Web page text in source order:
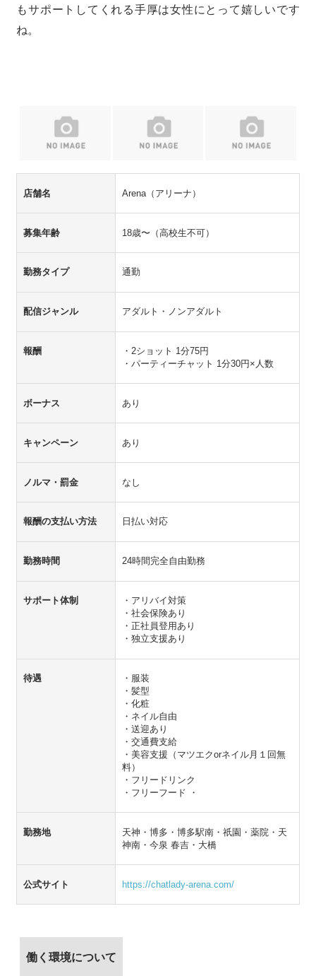
もサポートしてくれる手厚は女性にとって嬉しいです
ね。
店舗名 Arena（アリーナ）
募集年齢 18歳〜（高校生不可）
勤務タイプ 通勤
配信ジャンル アダルト・ノンアダルト
報酬
・2ショット 1分75円
・パーティーチャット 1分30円×人数
ボーナス あり
キャンペーン あり
ノルマ・罰金 なし
報酬の支払い方法 日払い対応
勤務時間 24時間完全自由勤務
サポート体制
・アリバイ対策
・社会保険あり
・正社員登用あり
・独立支援あり
待遇
・服装
・髪型
・化粧
・ネイル自由
・送迎あり
・交通費支給
・美容支援（マツエクorネイル月１回無
料）
・フリードリンク
・フリーフード ・
勤務地
天神・博多・博多駅南・祇園・薬院・天
神南・今泉 春吉・大橋
公式サイト https://chatlady-arena.com/
働く環境について